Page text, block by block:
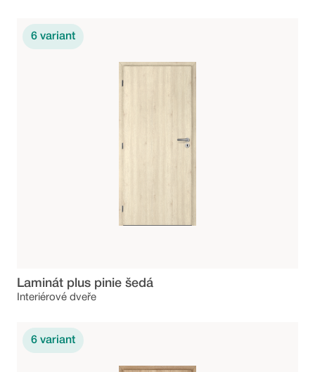
Laminát plus pinie šedá
Interiérové dveře
6 variant
6 variant